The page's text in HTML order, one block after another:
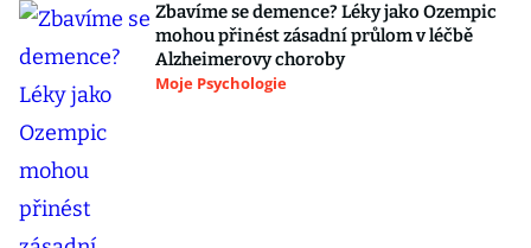
Zbavíme se demence? Léky jako Ozempic
mohou přinést zásadní průlom v léčbě
Alzheimerovy choroby
Moje Psychologie